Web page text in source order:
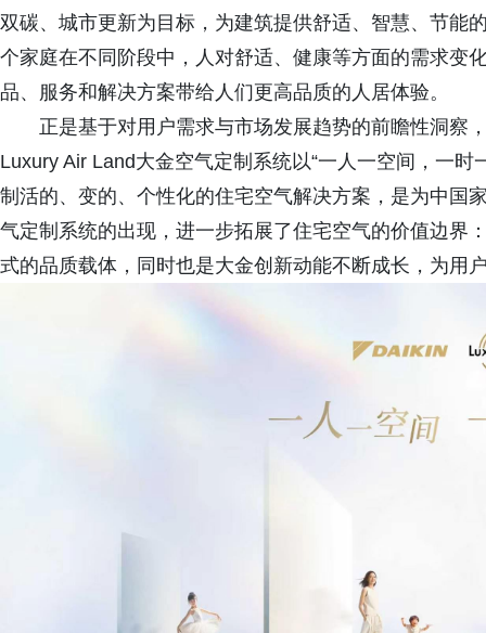
双碳、城市更新为目标，为建筑提供舒适、智慧、节能
个家庭在不同阶段中，人对舒适、健康等方面的需求变
品、服务和解决方案带给人们更高品质的人居体验。
正是基于对用户需求与市场发展趋势的前瞻性洞察
Luxury Air Land大金空气定制系统以“一人一空间，一
制活的、变的、个性化的住宅空气解决方案，是为中国
气定制系统的出现，进一步拓展了住宅空气的价值边界
式的品质载体，同时也是大金创新动能不断成长，为用